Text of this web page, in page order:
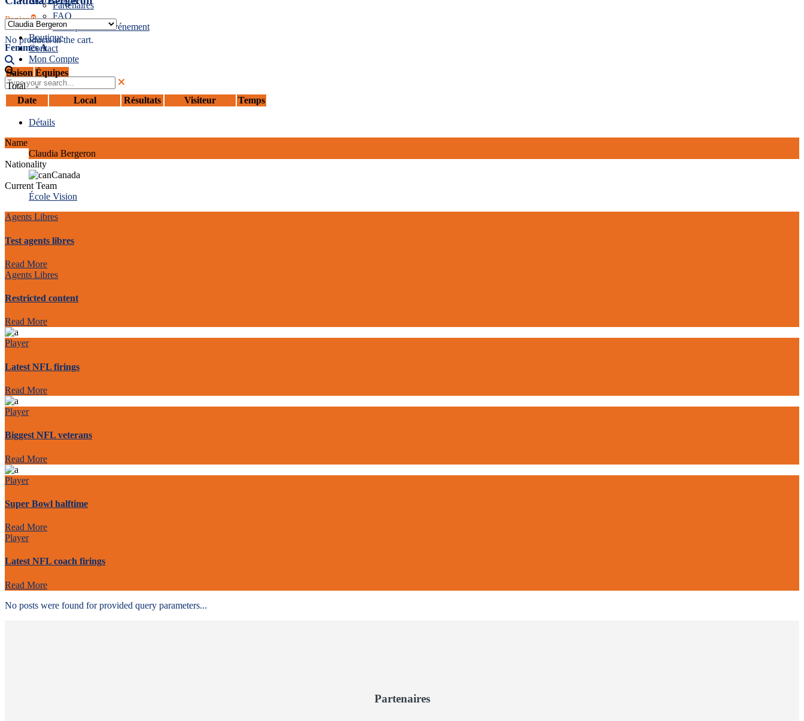
Panier 0
No products in the cart.
Partenaires
FAQ
Politiques de l’événement
Boutique
Contact
Mon Compte
Femmes A
Saison Équipes
Total
-
Date
Local Résultats Visiteur Temps
Détails
Name
Claudia Bergeron
Nationality
Canada
Current Team
École Vision
Agents Libres
Test agents libres
Read More
Agents Libres
Restricted content
Read More
Player
Latest NFL firings
Read More
Player
Biggest NFL veterans
Read More
Player
Super Bowl halftime
Read More
Player
Latest NFL coach firings
Read More
No posts were found for provided query parameters...
Partenaires